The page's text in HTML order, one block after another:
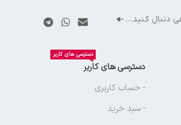
دنبال کنید…
دسترسی های کاربر
دسترسی های کاربر
- حساب کاربری
- سبد خرید